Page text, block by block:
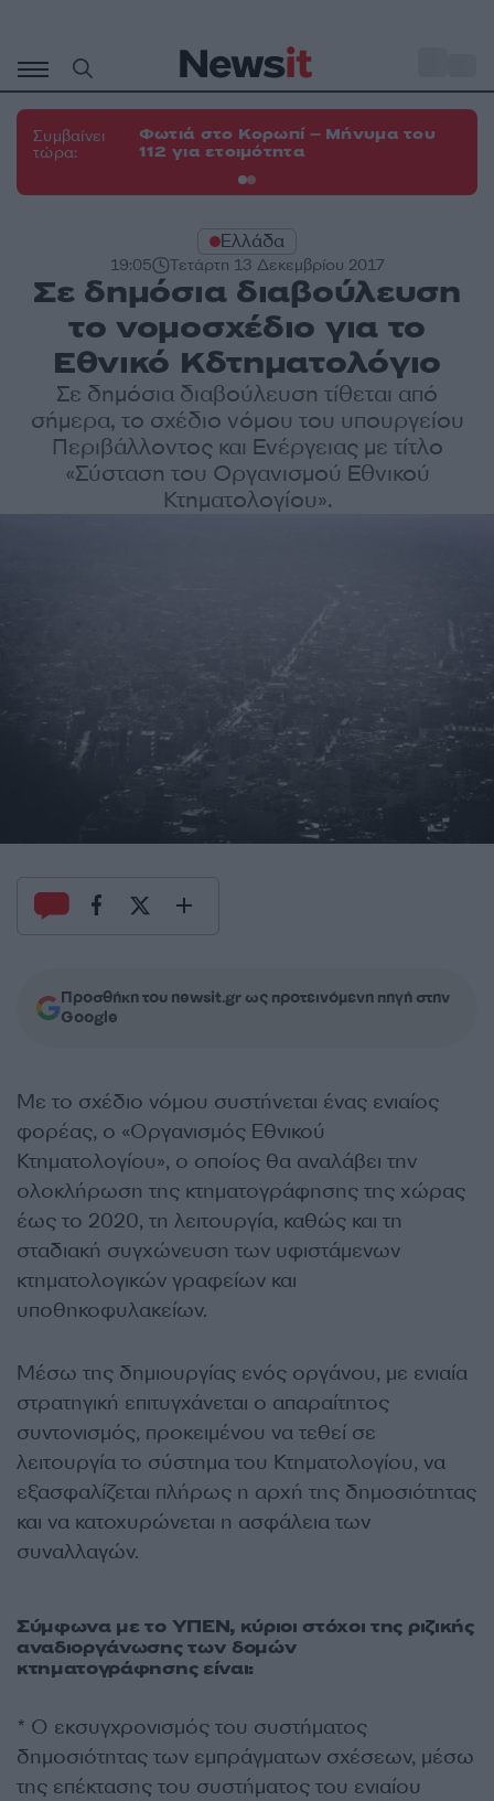
περιεχόμενο
Συμβαίνει
τώρα:
Φωτιά στο Κορωπί – Μήνυμα του
112 για ετοιμότητα
Ελλάδα
19:05 Τετάρτη 13 Δεκεμβρίου 2017
Σε δημόσια διαβούλευση
το νομοσχέδιο για το
Εθνικό Κδτηματολόγιο
Σε δημόσια διαβούλευση τίθεται από
σήμερα, το σχέδιο νόμου του υπουργείου
Περιβάλλοντος και Ενέργειας με τίτλο
«Σύσταση του Οργανισμού Εθνικού
Κτηματολογίου».
Προσθήκη του newsit.gr ως προτεινόμενη πηγή στην
Google
Με το σχέδιο νόμου συστήνεται ένας ενιαίος
φορέας, ο «Οργανισμός Εθνικού
Κτηματολογίου», ο οποίος θα αναλάβει την
ολοκλήρωση της κτηματογράφησης της χώρας
έως το 2020, τη λειτουργία, καθώς και τη
σταδιακή συγχώνευση των υφιστάμενων
κτηματολογικών γραφείων και
υποθηκοφυλακείων.
Μέσω της δημιουργίας ενός οργάνου, με ενιαία
στρατηγική επιτυγχάνεται ο απαραίτητος
συντονισμός, προκειμένου να τεθεί σε
λειτουργία το σύστημα του Κτηματολογίου, να
εξασφαλίζεται πλήρως η αρχή της δημοσιότητας
και να κατοχυρώνεται η ασφάλεια των
συναλλαγών.
Σύμφωνα με το ΥΠΕΝ, κύριοι στόχοι της ριζικής
αναδιοργάνωσης των δομών
κτηματογράφησης είναι:
* Ο εκσυγχρονισμός του συστήματος
δημοσιότητας των εμπράγματων σχέσεων, μέσω
της επέκτασης του συστήματος του ενιαίου